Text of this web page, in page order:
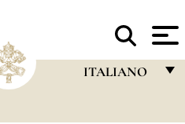
ITALIANO